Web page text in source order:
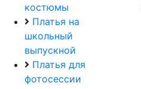
костюмы
Платья на
школьный
выпускной
Платья для
фотосессии